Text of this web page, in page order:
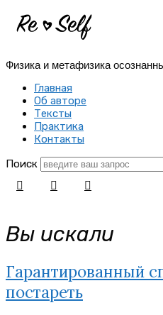
Re-
|
Создай
себя
заново
Физика и метафизика
Главная
Об авторе
Тексты
Практика
Контакты
Поиск
Вы искали
Гарантированный
постареть